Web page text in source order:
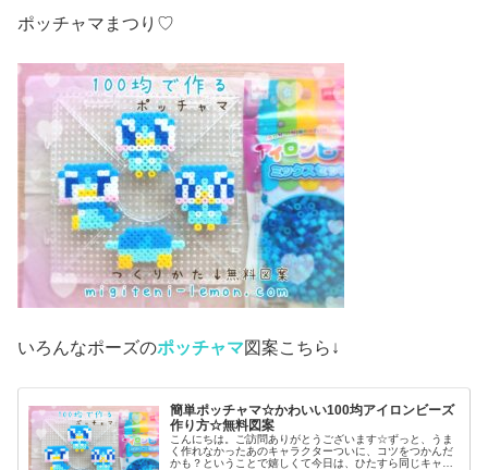
ポッチャマまつり♡
いろんなポーズのポッチャマ図案こちら↓
簡単ポッチャマ☆かわいい100均アイロンビーズ
作り方☆無料図案
こんにちは。ご訪問ありがとうございます☆ずっと、うま
く作れなかったあのキャラクターついに、コツをつかんだ
かも？ということで嬉しくて今日は、ひたすら同じキャラ